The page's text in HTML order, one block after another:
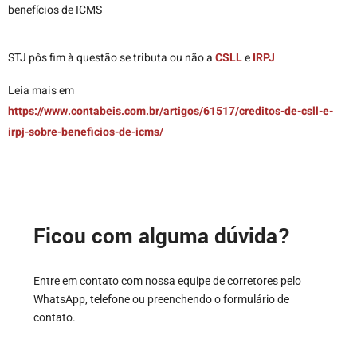
benefícios de ICMS
STJ pôs fim à questão se tributa ou não aCSLLeIRPJ
Leia mais em
https://www.contabeis.com.br/artigos/61517/creditos-de-csll-e-
irpj-sobre-beneficios-de-icms/
Ficou com alguma dúvida?
Entre em contato com nossa equipe de corretores pelo
WhatsApp, telefone ou preenchendo o formulário de
contato.